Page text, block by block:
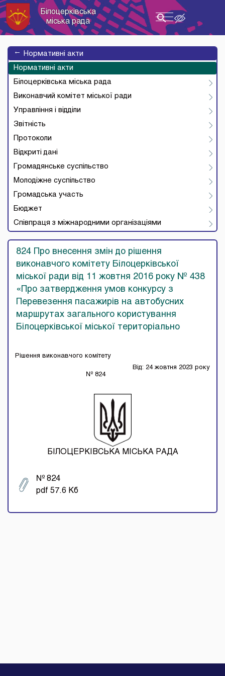
Toggle
navigation
Білоцерківська
міська рада
→
Нормативні акти
Нормативні акти
Білоцерківська міська рада
Виконавчий комітет міської ради
Управління і відділи
Звітність
Протоколи
Відкриті дані
Громадянське суспільство
Молодіжне суспільство
Громадська участь
Бюджет
Співпраця з міжнародними організаціями
824 Про внесення змін до рішення
виконавчого комітету Білоцерківської
міської ради від 11 жовтня 2016 року № 438
«Про затвердження умов конкурсу з
Перевезення пасажирів на автобусних
маршрутах загального користування
Білоцерківської міської територіально
Рішення виконавчого комітету
№ 824
Від: 24 жовтня 2023 року
БІЛОЦЕРКІВСЬКА МІСЬКА РАДА
№ 824
pdf 57.6 Кб